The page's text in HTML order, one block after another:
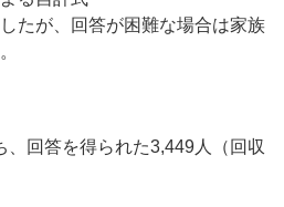
たが、回答が困難な場合は家族
、回答を得られた3,449人（回収